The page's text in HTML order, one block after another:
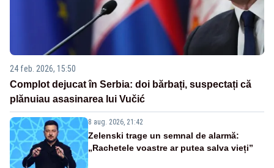
24 feb. 2026, 15:50
Complot dejucat în Serbia: doi bărbați, suspectați că
plănuiau asasinarea lui Vučić
8 aug. 2026, 21:42
Zelenski trage un semnal de alarmă:
„Rachetele voastre ar putea salva vieți”